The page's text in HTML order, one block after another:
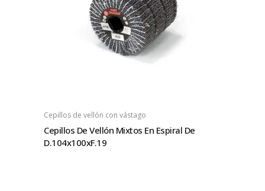
Cepillos de vellón con vástago
Cepillos De Vellón Mixtos En Espiral De
D.104x100xF.19